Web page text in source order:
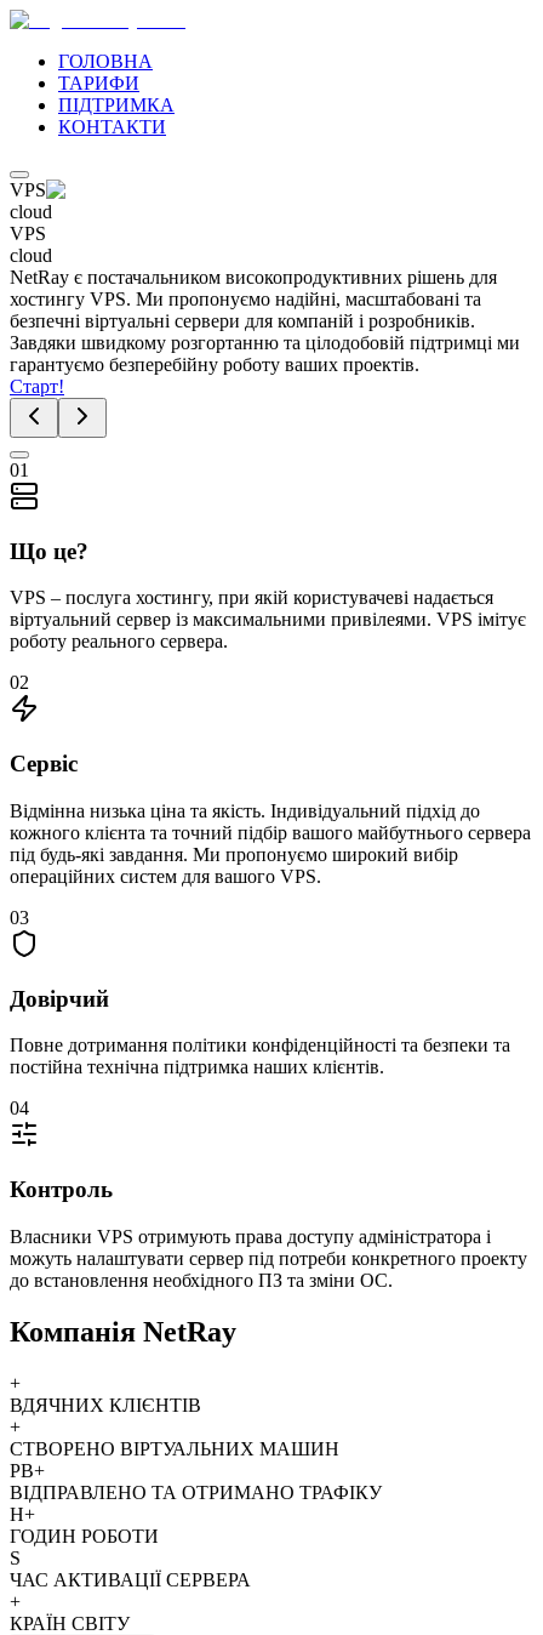
ГОЛОВНА
ТАРИФИ
ПІДТРИМКА
КОНТАКТИ
VPS
cloud
VPS
cloud
NetRay є постачальником високопродуктивних рішень для
хостингу VPS. Ми пропонуємо надійні, масштабовані та
безпечні віртуальні сервери для компаній і розробників.
Завдяки швидкому розгортанню та цілодобовій підтримці ми
гарантуємо безперебійну роботу ваших проектів.
Старт!
01
Що це?
VPS – послуга хостингу, при якій користувачеві надається
віртуальний сервер із максимальними привілеями. VPS імітує
роботу реального сервера.
02
Сервіс
Відмінна низька ціна та якість. Індивідуальний підхід до
кожного клієнта та точний підбір вашого майбутнього сервера
під будь-які завдання. Ми пропонуємо широкий вибір
операційних систем для вашого VPS.
03
Довірчий
Повне дотримання політики конфіденційності та безпеки та
постійна технічна підтримка наших клієнтів.
04
Контроль
Власники VPS отримують права доступу адміністратора і
можуть налаштувати сервер під потреби конкретного проекту
до встановлення необхідного ПЗ та зміни ОС.
Компанія NetRay
+
ВДЯЧНИХ КЛІЄНТІВ
+
СТВОРЕНО ВІРТУАЛЬНИХ МАШИН
PB+
ВІДПРАВЛЕНО ТА ОТРИМАНО ТРАФІКУ
H+
ГОДИН РОБОТИ
S
ЧАС АКТИВАЦІЇ СЕРВЕРА
+
КРАЇН СВІТУ